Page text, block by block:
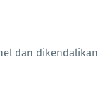
dan dikendalikan